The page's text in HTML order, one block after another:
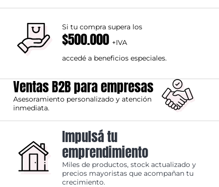
Si tu compra supera los
$500.000 +IVA
accedé a beneficios especiales.
Ventas B2B para empresas
Asesoramiento personalizado y atención
inmediata.
Impulsá tu
emprendimiento
Miles de productos, stock actualizado y
precios mayoristas que acompañan tu
crecimiento.